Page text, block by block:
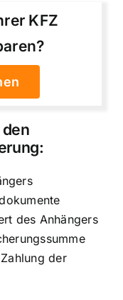
KFZ
des Anhängers
der